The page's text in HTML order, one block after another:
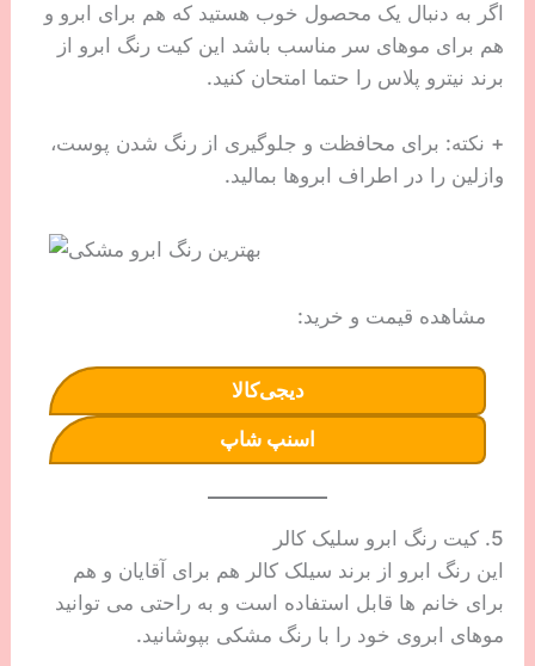
اگر به دنبال یک محصول خوب هستید که هم برای ابرو و
هم برای موهای سر مناسب باشد این کیت رنگ ابرو از
برند نیترو پلاس را حتما امتحان کنید.
+ نکته: برای محافظت و جلوگیری از رنگ شدن پوست،
وازلین را در اطراف ابروها بمالید.
مشاهده قیمت و خرید:
دیجی‌کالا
اسنپ شاپ
5. کیت رنگ ابرو سلیک کالر
این رنگ ابرو از برند سیلک کالر هم برای آقایان و هم
برای خانم ها قابل استفاده است و به راحتی می توانید
موهای ابروی خود را با رنگ مشکی بپوشانید.